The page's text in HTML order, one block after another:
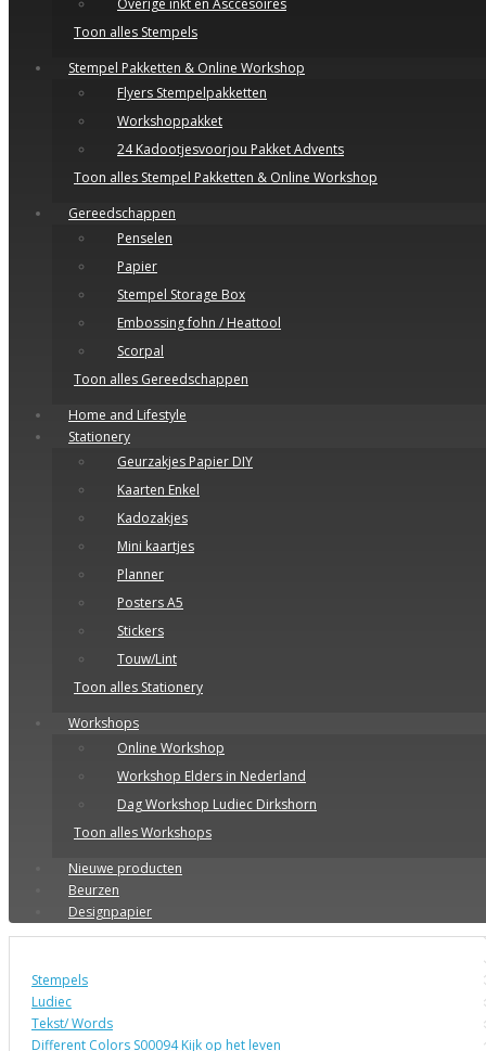
Overige inkt en Asccesoires
Toon alles Stempels
Stempel Pakketten & Online Workshop
Flyers Stempelpakketten
Workshoppakket
24 Kadootjesvoorjou Pakket Advents
Toon alles Stempel Pakketten & Online Workshop
Gereedschappen
Penselen
Papier
Stempel Storage Box
Embossing fohn / Heattool
Scorpal
Toon alles Gereedschappen
Home and Lifestyle
Stationery
Geurzakjes Papier DIY
Kaarten Enkel
Kadozakjes
Mini kaartjes
Planner
Posters A5
Stickers
Touw/Lint
Toon alles Stationery
Workshops
Online Workshop
Workshop Elders in Nederland
Dag Workshop Ludiec Dirkshorn
Toon alles Workshops
Nieuwe producten
Beurzen
Designpapier
Stempels
Ludiec
Tekst/ Words
Different Colors S00094 Kijk op het leven